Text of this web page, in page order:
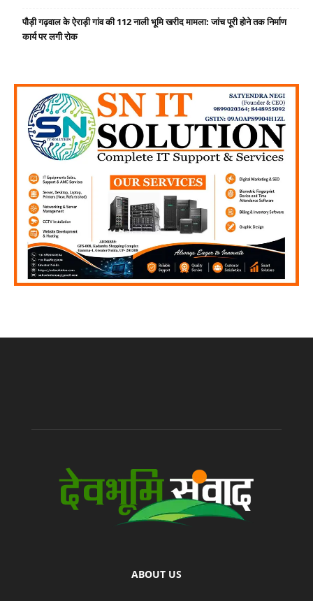
पौड़ी गढ़वाल के ऐराड़ी गांव की 112 नाली भूमि खरीद मामला: जांच पूरी होने तक निर्माण
कार्य पर लगी रोक
ABOUT US